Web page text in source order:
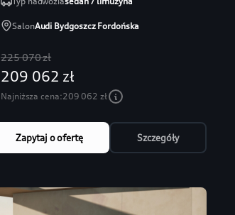
SalonAudi Bydgoszcz Fordońska
225 070 zł
209 062 zł
Najniższa cena:209 062 zł
Zapytaj o ofertę Szczegóły